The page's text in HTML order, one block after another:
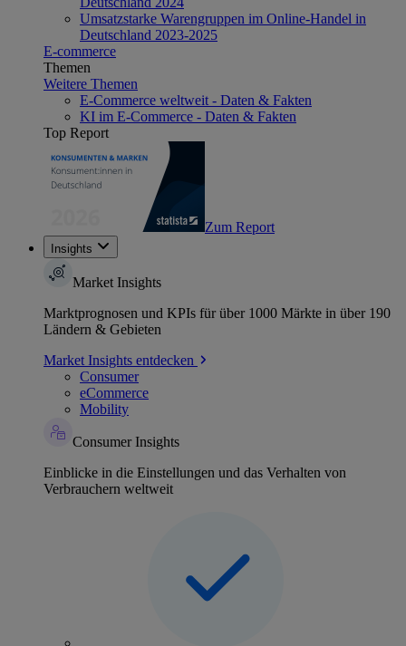
Umsatzstarke Warengruppen im Online-Handel in
Deutschland 2023-2025
E-commerce
Themen
Weitere Themen
E-Commerce weltweit - Daten & Fakten
KI im E-Commerce - Daten & Fakten
Top Report
Zum Report
Insights
Market Insights
Marktprognosen und KPIs für über 1000 Märkte in über 190
Ländern & Gebieten
Market Insights entdecken
Consumer
eCommerce
Mobility
Consumer Insights
Einblicke in die Einstellungen und das Verhalten von
Verbrauchern weltweit